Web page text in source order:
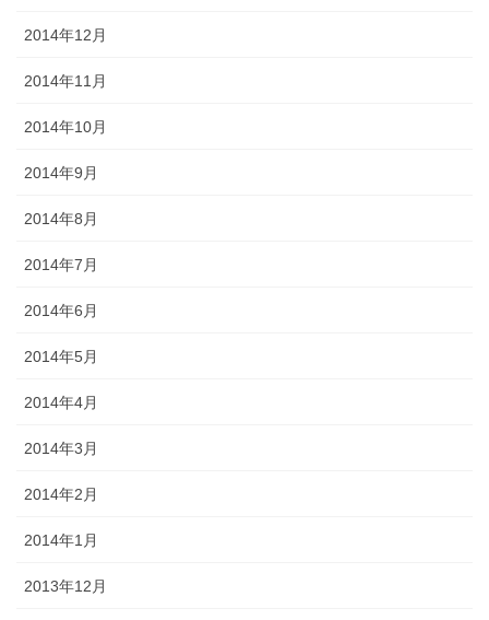
2014年12月
2014年11月
2014年10月
2014年9月
2014年8月
2014年7月
2014年6月
2014年5月
2014年4月
2014年3月
2014年2月
2014年1月
2013年12月